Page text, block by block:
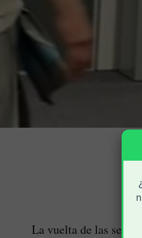
La vuelta de las